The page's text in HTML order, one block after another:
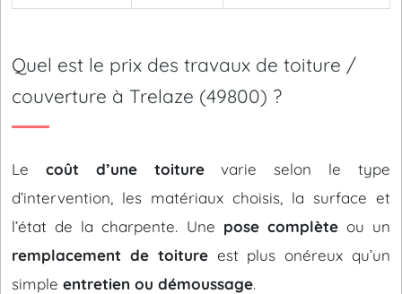
Quel est le prix des travaux de toiture /
couverture à Trelaze (49800) ?
Le coût d’une toiturevarie selon le type
d’intervention, les matériaux choisis, la surface et
l’état de la charpente. Une pose complèteou un
remplacement de toitureest plus onéreux qu’un
simple entretien ou démoussage.